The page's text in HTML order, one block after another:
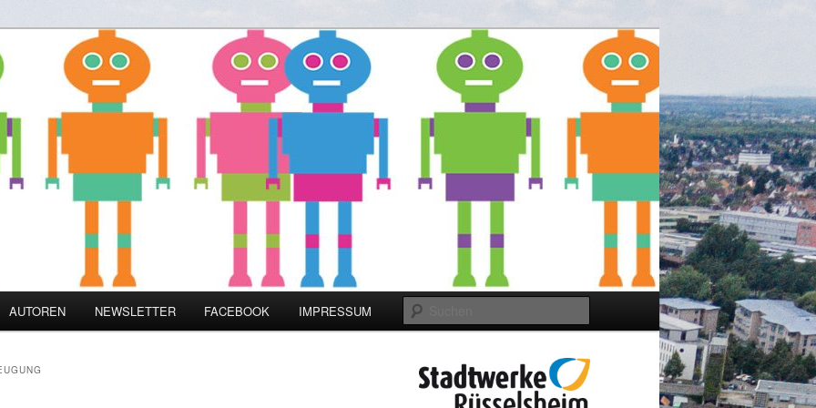
und Digitalisierung
AUTOREN NEWSLETTER FACEBOOK IMPRESSUM